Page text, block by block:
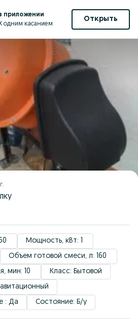
приложении
одним касанием
Открыть
Мощность, кВт: 1
Объем готовой смеси, л: 160
мин: 10
Класс: Бытовой
: Да
Состояние: Б/у